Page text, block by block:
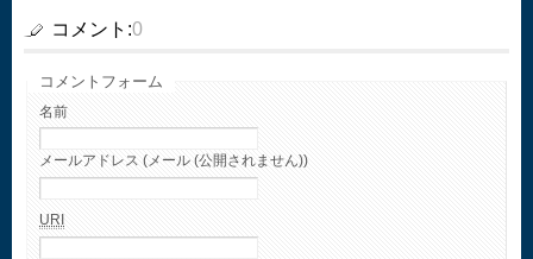
コメント:0
コメントフォーム
名前
メールアドレス (メール (公開されません))
URI